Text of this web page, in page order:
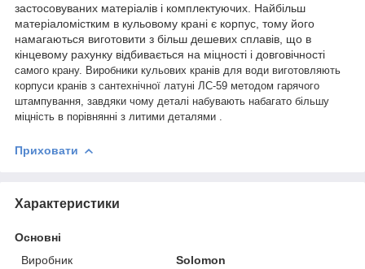
застосовуваних матеріалів і комплектуючих. Найбільш
матеріаломістким в кульовому крані є корпус, тому його
намагаються виготовити з більш дешевих сплавів, що в
кінцевому рахунку відбивається на міцності і довговічності
самого крану. Виробники кульових кранів для води виготовляють
корпуси кранів з сантехнічної латуні ЛС-59 методом гарячого
штампування, завдяки чому деталі набувають набагато більшу
міцність в порівнянні з литими деталями .
Приховати
Характеристики
Основні
Виробник
Solomon